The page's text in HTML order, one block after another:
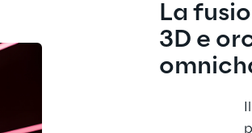
La
3D e